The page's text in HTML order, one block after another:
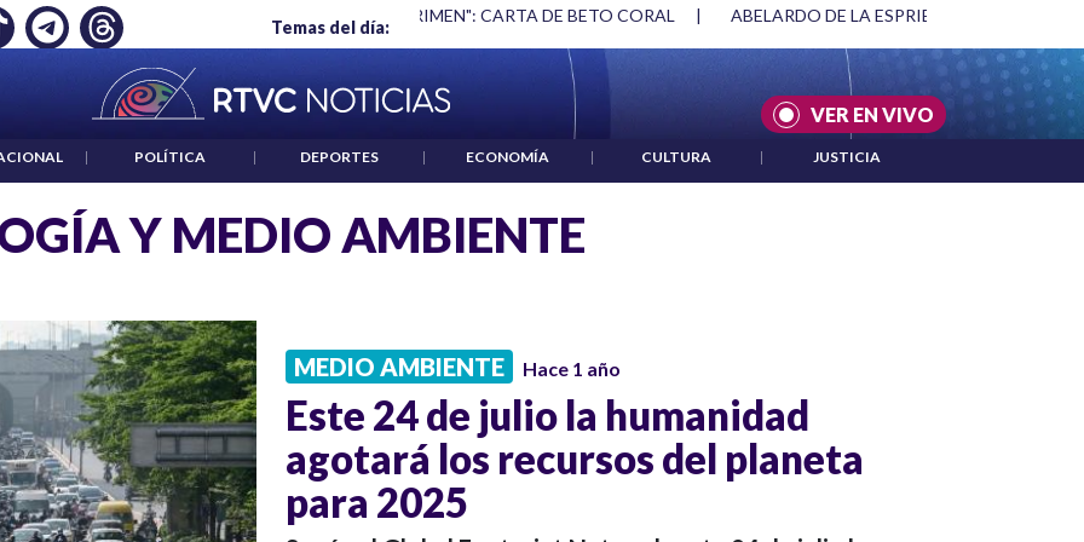
Temas del día:
UN CRIMEN": CARTA DE BETO CORAL ABELARDO DE LA ESPRIELLA Y DMG | ACUERDOS ENTRE ESTADOS UNIDOS E
VER EN VIVO
| POLÍTICA | DEPORTES | ECONOMÍA | CULTURA | JUSTICIA
Y MEDIO AMBIENTE
MEDIO AMBIENTE Hace 1 año
Este 24 de julio la humanidad
agotará los recursos del planeta
para 2025